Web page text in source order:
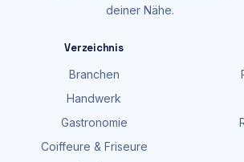
deiner Nähe.
Verzeichnis
Branchen
Handwerk
Gastronomie
Coiffeure & Friseure